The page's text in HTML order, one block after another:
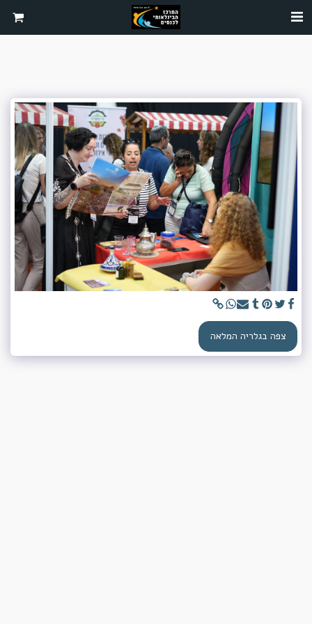
צפה בגלריה המלאה